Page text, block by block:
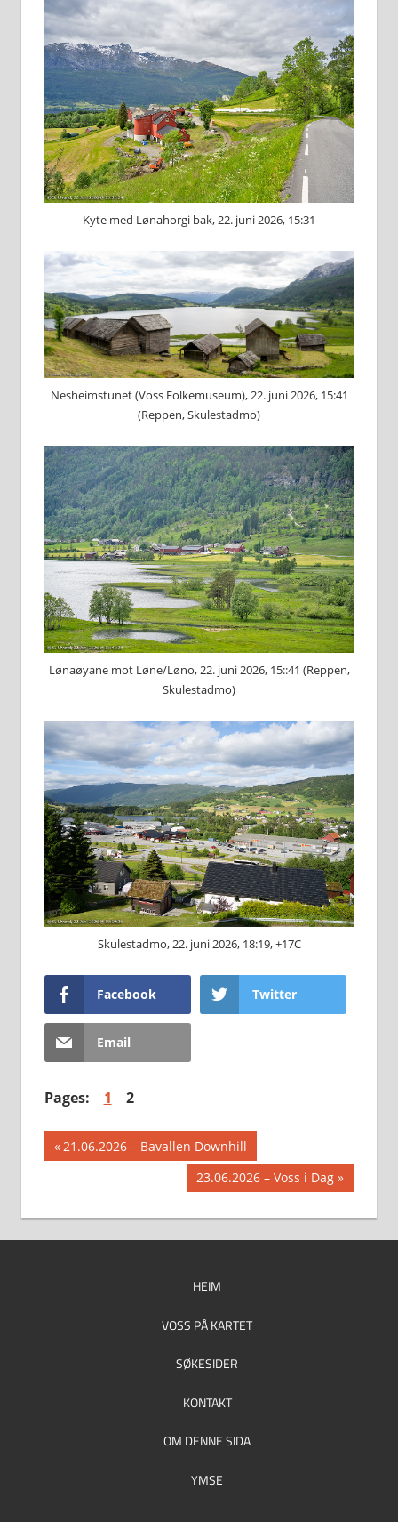
Kyte med Lønahorgi bak, 22. juni 2026, 15:31
Nesheimstunet (Voss Folkemuseum), 22. juni 2026, 15:41
(Reppen, Skulestadmo)
Lønaøyane mot Løne/Løno, 22. juni 2026, 15::41 (Reppen,
Skulestadmo)
Skulestadmo, 22. juni 2026, 18:19, +17C
Facebook Twitter
Email
Pages: 1 2
Innleggsnavigasjon
Previous
Post:
21.06.2026 – Bavallen Downhill
Next
Post:
23.06.2026 – Voss i Dag
HEIM
VOSS PÅ KARTET
SØKESIDER
KONTAKT
OM DENNE SIDA
YMSE